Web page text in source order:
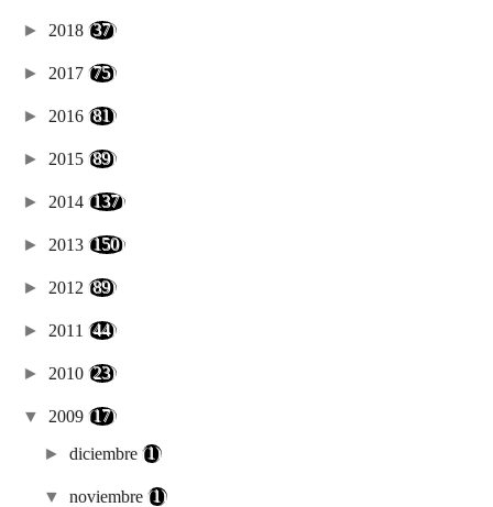
► 2018 (37)
► 2017 (75)
► 2016 (81)
► 2015 (89)
► 2014 (137)
► 2013 (150)
► 2012 (89)
► 2011 (44)
► 2010 (23)
▼ 2009 (17)
►diciembre(1)
▼noviembre(1)